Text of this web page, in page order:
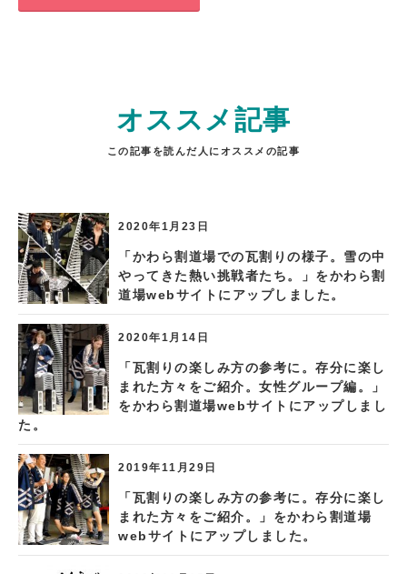
オススメ記事
この記事を読んだ人にオススメの記事
2020年1月23日
「かわら割道場での瓦割りの様子。雪の中
やってきた熱い挑戦者たち。」をかわら割
道場webサイトにアップしました。
2020年1月14日
「瓦割りの楽しみ方の参考に。存分に楽し
まれた方々をご紹介。女性グループ編。」
をかわら割道場webサイトにアップしまし
た。
2019年11月29日
「瓦割りの楽しみ方の参考に。存分に楽し
まれた方々をご紹介。」をかわら割道場
webサイトにアップしました。